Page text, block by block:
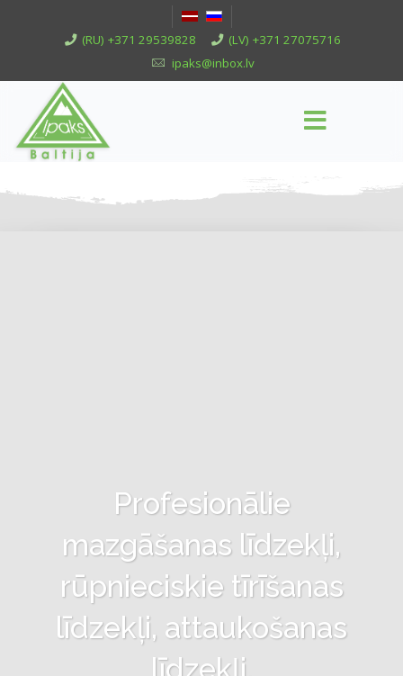
(RU) +371 29539828
(LV) +371 27075716
ipaks@inbox.lv
Profesionālie
mazgāšanas līdzekļi,
rūpnieciskie tīrīšanas
līdzekļi, attaukošanas